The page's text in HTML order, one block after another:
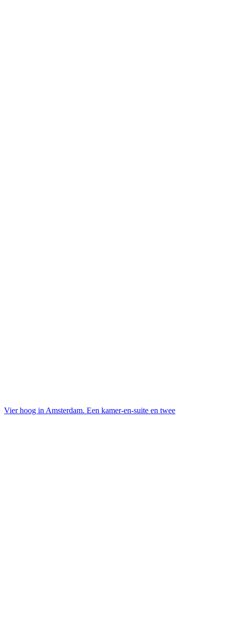
Vier hoog in Amsterdam. Een kamer-en-suite en twee